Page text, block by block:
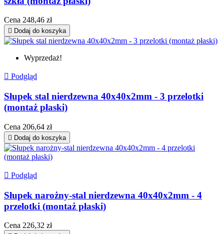
Cena 248,46 zł
 Dodaj do koszyka
Wyprzedaż!
 Podgląd
Słupek stal nierdzewna 40x40x2mm - 3 przelotki
(montaż płaski)
Cena 206,64 zł
 Dodaj do koszyka
 Podgląd
Słupek narożny-stal nierdzewna 40x40x2mm - 4
przelotki (montaż płaski)
Cena 226,32 zł